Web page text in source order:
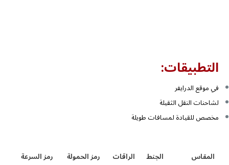
التطبيقات:
في موقع الدرايفر
لشاحنات النقل الثقيلة
مخصص للقيادة لمسافات طويلة
المقاس الجنط الراقات رمز الحمولة
رمز السرعة